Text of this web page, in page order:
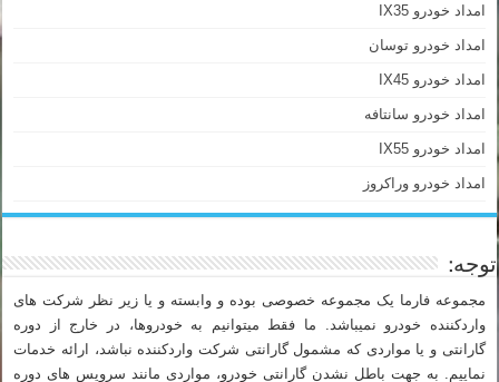
امداد خودرو IX35
امداد خودرو توسان
امداد خودرو IX45
امداد خودرو سانتافه
امداد خودرو IX55
امداد خودرو وراکروز
توجه:
مجموعه فارما یک مجموعه خصوصی بوده و وابسته و یا زیر نظر شرکت های
واردکننده خودرو نمیباشد. ما فقط میتوانیم به خودروها، در خارج از دوره
گارانتی و یا مواردی که مشمول گارانتی شرکت واردکننده نباشد، ارائه خدمات
نماییم. به جهت باطل نشدن گارانتی خودرو، مواردی مانند سرویس های دوره